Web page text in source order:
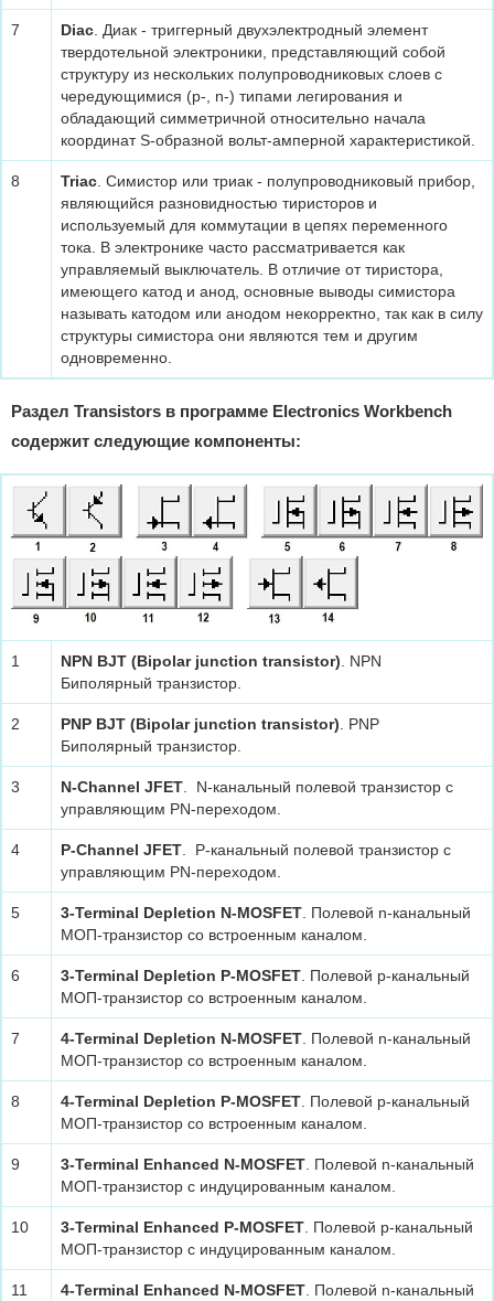
7 Diac . Диак - триггерный двухэлектродный элемент
твердотельной электроники, представляющий собой
структуру из нескольких полупроводниковых слоев с
чередующимися (p-, n-) типами легирования и
обладающий симметричной относительно начала
координат S-образной вольт-амперной характеристикой.
8 Triac . Симистор или триак - полупроводниковый прибор,
являющийся разновидностью тиристоров и
используемый для коммутации в цепях переменного
тока. В электронике часто рассматривается как
управляемый выключатель. В отличие от тиристора,
имеющего катод и анод, основные выводы симистора
называть катодом или анодом некорректно, так как в силу
структуры симистора они являются тем и другим
одновременно.
Раздел Transistors в программе Electronics Workbench
содержит следующие компоненты:
1 NPN BJT (Bipolar junction transistor) . NPN
Биполярный транзистор.
2 PNP BJT (Bipolar junction transistor) . PNP
Биполярный транзистор.
3 N-Channel JFET . N-канальный полевой транзистор с
управляющим PN-переходом.
4 P-Channel JFET . P-канальный полевой транзистор с
управляющим PN-переходом.
5 3-Terminal Depletion N-MOSFET . Полевой n-канальный
МОП-транзистор со встроенным каналом.
6 3-Terminal Depletion P-MOSFET . Полевой р-канальный
МОП-транзистор со встроенным каналом.
7 4-Terminal Depletion N-MOSFET . Полевой n-канальный
МОП-транзистор со встроенным каналом.
8 4-Terminal Depletion P-MOSFET . Полевой р-канальный
МОП-транзистор со встроенным каналом.
9 3-Terminal Enhanced N-MOSFET . Полевой n-канальный
МОП-транзистор с индуцированным каналом.
10 3-Terminal Enhanced P-MOSFET . Полевой р-канальный
МОП-транзистор с индуцированным каналом.
11 4-Terminal Enhanced N-MOSFET . Полевой n-канальный